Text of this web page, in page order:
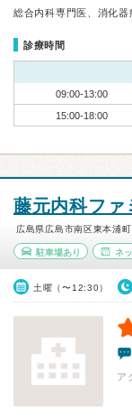
総合内科専門医、消化
診療時間
09:00-13:00
15:00-18:00
藤元内科ファ
広島県広島市南区東本浦町
駐車場あり ネ
土曜（〜12:30）
ア